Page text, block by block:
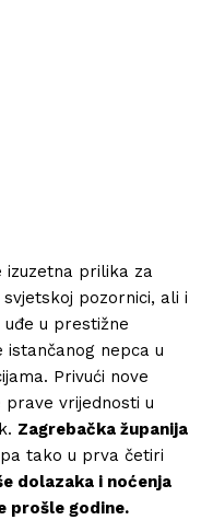
izuzetna prilika za
svjetskoj pozornici, ali i
u prestižne
istančanog nepca u
Privući nove
vrijednosti u
Zagrebačka županija
tako u prva četiri
dolazaka i noćenja
prošle godine.